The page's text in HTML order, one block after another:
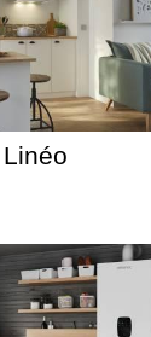
Linéo